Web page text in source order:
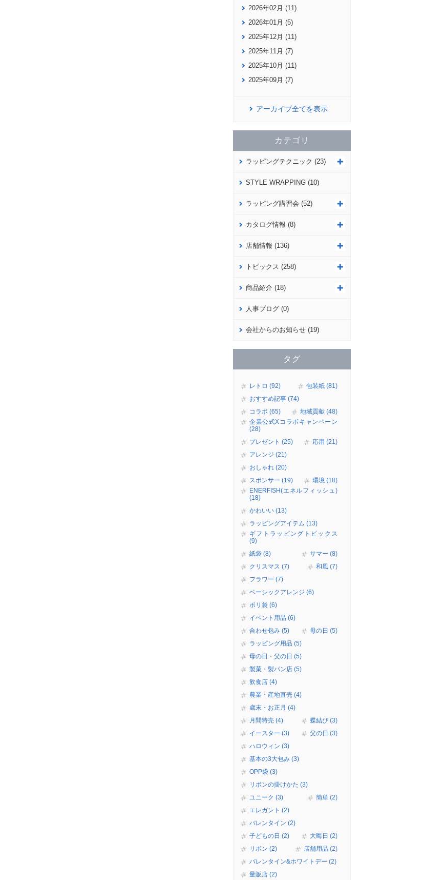
2026年02月 (11)
2026年01月 (5)
2025年12月 (11)
2025年11月 (7)
2025年10月 (11)
2025年09月 (7)
アーカイブ全てを表示
カテゴリ
ラッピングテクニック (23)
STYLE WRAPPING (10)
ラッピング講習会 (52)
カタログ情報 (8)
店舗情報 (136)
トピックス (258)
商品紹介 (18)
人事ブログ (0)
会社からのお知らせ (19)
タグ
レトロ (92)
包装紙 (81)
おすすめ記事 (74)
コラボ (65)
地域貢献 (48)
企業公式Xコラボキャンペーン
(28)
プレゼント (25)
応用 (21)
アレンジ (21)
おしゃれ (20)
スポンサー (19)
環境 (18)
ENERFISH(エネルフィッシュ)
(18)
かわいい (13)
ラッピングアイテム (13)
ギフトラッピングトピックス
(9)
紙袋 (8)
サマー (8)
クリスマス (7)
和風 (7)
フラワー (7)
ベーシックアレンジ (6)
ポリ袋 (6)
イベント用品 (6)
合わせ包み (5)
母の日 (5)
ラッピング用品 (5)
母の日・父の日 (5)
製菓・製パン店 (5)
飲食店 (4)
農業・産地直売 (4)
歳末・お正月 (4)
月間特売 (4)
蝶結び (3)
イースター (3)
父の日 (3)
ハロウィン (3)
基本の3大包み (3)
OPP袋 (3)
リボンの掛けかた (3)
ユニーク (3)
簡単 (2)
エレガント (2)
バレンタイン (2)
子どもの日 (2)
大晦日 (2)
リボン (2)
店舗用品 (2)
バレンタイン&ホワイトデー (2)
量販店 (2)